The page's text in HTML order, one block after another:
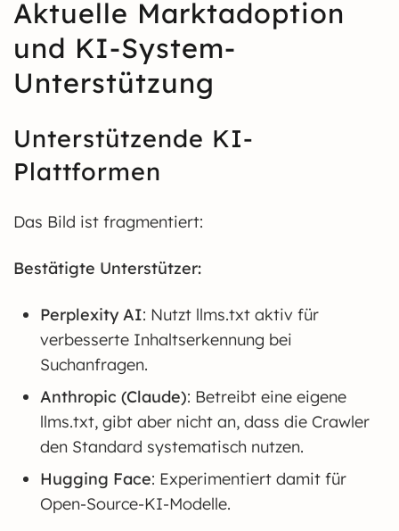
Aktuelle Marktadoption
und KI-System-
Unterstützung
Unterstützende KI-
Plattformen
Das Bild ist fragmentiert:
Bestätigte Unterstützer:
Perplexity AI: Nutzt llms.txt aktiv für
verbesserte Inhaltserkennung bei
Suchanfragen.
Anthropic (Claude): Betreibt eine eigene
llms.txt, gibt aber nicht an, dass die Crawler
den Standard systematisch nutzen.
Hugging Face: Experimentiert damit für
Open-Source-KI-Modelle.